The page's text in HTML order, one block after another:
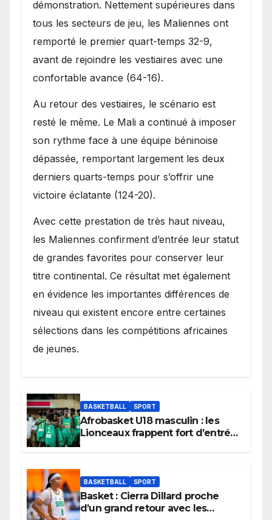
démonstration. Nettement supérieures dans
tous les secteurs de jeu, les Maliennes ont
remporté le premier quart-temps 32-9,
avant de rejoindre les vestiaires avec une
confortable avance (64-16).
Au retour des vestiaires, le scénario est
resté le même. Le Mali a continué à imposer
son rythme face à une équipe béninoise
dépassée, remportant largement les deux
derniers quarts-temps pour s’offrir une
victoire éclatante (124-20).
Avec cette prestation de très haut niveau,
les Maliennes confirment d’entrée leur statut
de grandes favorites pour conserver leur
titre continental. Ce résultat met également
en évidence les importantes différences de
niveau qui existent encore entre certaines
sélections dans les compétitions africaines
de jeunes.
BASKETBALL SPORT
Afrobasket U18 masculin : les
Lionceaux frappent fort d’entrée
BASKETBALL SPORT
Basket : Cierra Dillard proche
d’un grand retour avec les